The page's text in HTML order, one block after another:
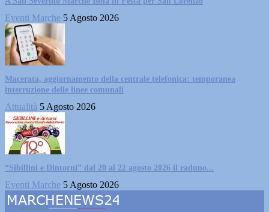
Eventi Marche 5 Agosto 2026
Macerata, aggiornamento della centrale telefonica: temporanea
interruzione delle linee comunali
Attualità 5 Agosto 2026
“Sibillini e Dintorni” dal 20 al 22 agosto 2026 il raduno...
Eventi Marche 5 Agosto 2026